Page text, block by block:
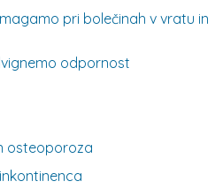
pri bolečinah v vratu in
odpornost
osteoporoza